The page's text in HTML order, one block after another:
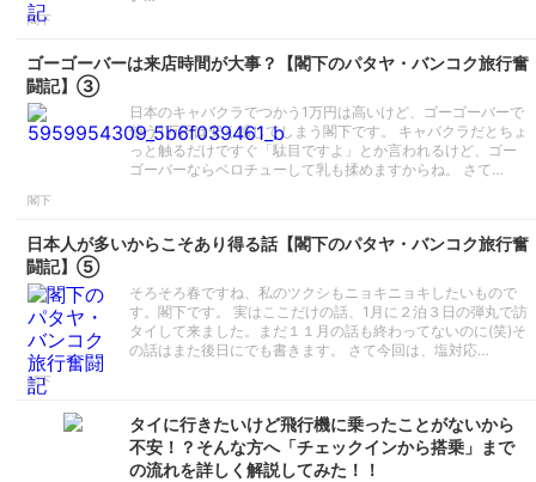
閣下
ゴーゴーバーは来店時間が大事？【閣下のパタヤ・バンコク旅行奮
闘記】③
日本のキャバクラでつかう1万円は高いけど、ゴーゴーバーで
使う1万円は安く感じてしまう閣下です。 キャバクラだとちょ
っと触るだけですぐ「駄目ですよ」とか言われるけど、ゴー
ゴーバーならベロチューして乳も揉めますからね。 さて…
閣下
日本人が多いからこそあり得る話【閣下のパタヤ・バンコク旅行奮
闘記】⑤
そろそろ春ですね、私のツクシもニョキニョキしたいもので
す。閣下です。 実はここだけの話、1月に２泊３日の弾丸で訪
タイして来ました。まだ１１月の話も終わってないのに(笑)そ
の話はまた後日にでも書きます。 さて今回は、塩対応…
閣下
タイに行きたいけど飛行機に乗ったことがないから
不安！？そんな方へ「チェックインから搭乗」まで
の流れを詳しく解説してみた！！